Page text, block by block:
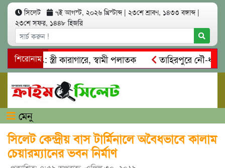
সিলেট ৭ই আগস্ট, ২০২৬ খ্রিস্টাব্দ | ২৩শে শ্রাবণ, ১৪৩৩ বঙ্গাব্দ |
২৩শে সফর, ১৪৪৮ হিজরি
শিরোনাম
স্ত্রী কারাগারে, স্বামী পলাতক
তাহিরপুরে নৌ-ধর্মঘট
মারধর
নগরীতে কোটি টাকার সম্পত্তি দখলের চেষ্টা:
মেনু
সিলেট কেন্দ্রীয় বাস টার্মিনালে অবৈধভাবে কালাম
চেয়ারম্যানের ভবন নির্মাণ